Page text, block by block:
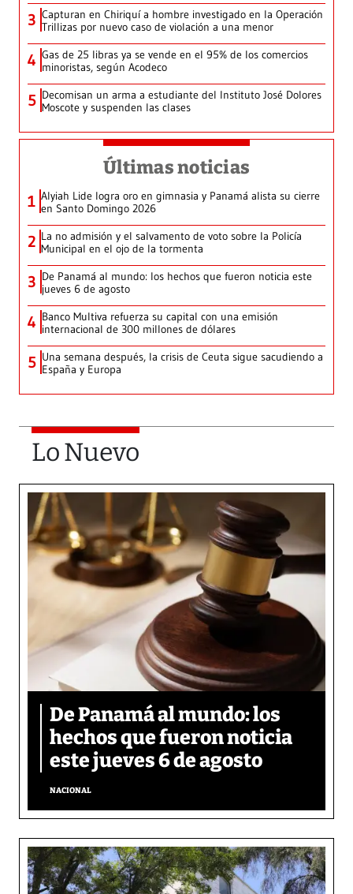
3 Capturan en Chiriquí a hombre investigado en la Operación
Trillizas por nuevo caso de violación a una menor
4 Gas de 25 libras ya se vende en el 95% de los comercios
minoristas, según Acodeco
5 Decomisan un arma a estudiante del Instituto José Dolores
Moscote y suspenden las clases
Últimas noticias
1 Alyiah Lide logra oro en gimnasia y Panamá alista su cierre
en Santo Domingo 2026
2 La no admisión y el salvamento de voto sobre la Policía
Municipal en el ojo de la tormenta
3 De Panamá al mundo: los hechos que fueron noticia este
jueves 6 de agosto
4 Banco Multiva refuerza su capital con una emisión
internacional de 300 millones de dólares
5 Una semana después, la crisis de Ceuta sigue sacudiendo a
España y Europa
Lo Nuevo
De Panamá al mundo: los
hechos que fueron noticia
este jueves 6 de agosto
NACIONAL